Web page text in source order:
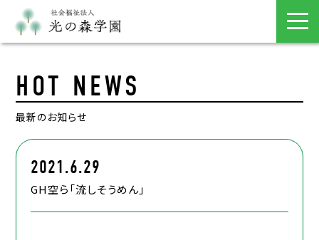
HOT NEWS
最新のお知らせ
2021.6.29
GH空ら「流しそうめん」